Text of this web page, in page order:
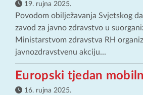
19. rujna 2025.
Povodom obilježavanja Svjetskog
zavod za javno zdravstvo u
Ministarstvom zdravstva RH
javnozdravstvenu akciju...
Europski tjedan
16. rujna 2025.